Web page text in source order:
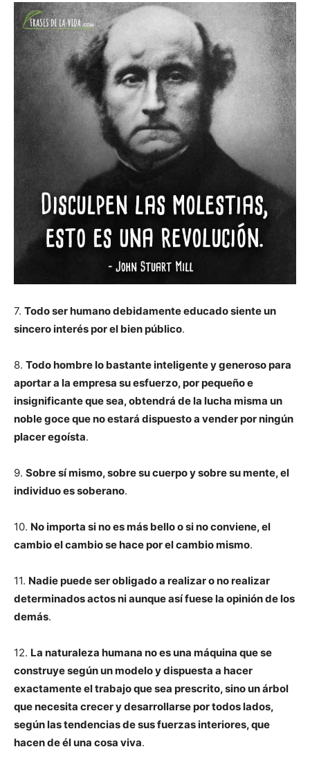
7. Todo ser humano debidamente educado siente un
sincero interés por el bien público.
8. Todo hombre lo bastante inteligente y generoso para
aportar a la empresa su esfuerzo, por pequeño e
insignificante que sea, obtendrá de la lucha misma un
noble goce que no estará dispuesto a vender por ningún
placer egoísta.
9. Sobre sí mismo, sobre su cuerpo y sobre su mente, el
individuo es soberano.
10. No importa si no es más bello o si no conviene, el
cambio el cambio se hace por el cambio mismo.
11. Nadie puede ser obligado a realizar o no realizar
determinados actos ni aunque así fuese la opinión de los
demás.
12. La naturaleza humana no es una máquina que se
construye según un modelo y dispuesta a hacer
exactamente el trabajo que sea prescrito, sino un árbol
que necesita crecer y desarrollarse por todos lados,
según las tendencias de sus fuerzas interiores, que
hacen de él una cosa viva.